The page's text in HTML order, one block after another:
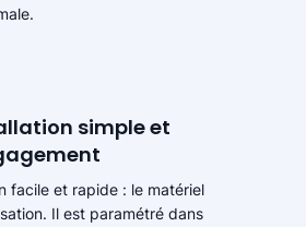
simple et
facile et rapide : le matériel
Il est paramétré dans